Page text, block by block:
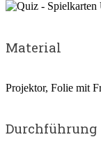
Material
Projektor, Folie mit
Durchführung